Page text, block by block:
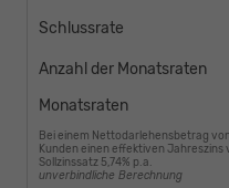
Schlussrate
Anzahl der Monatsraten
Monatsraten
Bei einem Nettodarlehensbetrag
Kunden einen effektiven
Sollzinssatz 5,74% p.a.
unverbindliche Berechnung